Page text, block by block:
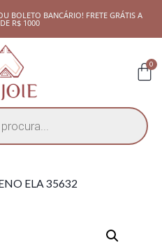
BOLETO BANCÁRIO! FRETE GRÁTIS A
R$ 1000
0
ELA 35632